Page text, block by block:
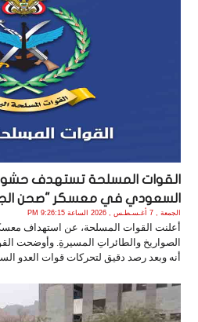
القوات المسلحة تستهدف حشود
السعودي في معسكر "صحن الجن"
الجمعة , 7 أغـسـطـس , 2026 الساعة 9:26:15 PM
أعلنت القوات المسلحة، عن استهداف معسكر
الصواريخ والطائراتِ المسيرةِ. وأوضحت
أنه وبعد رصد دقيق لتحركات قوات العدو